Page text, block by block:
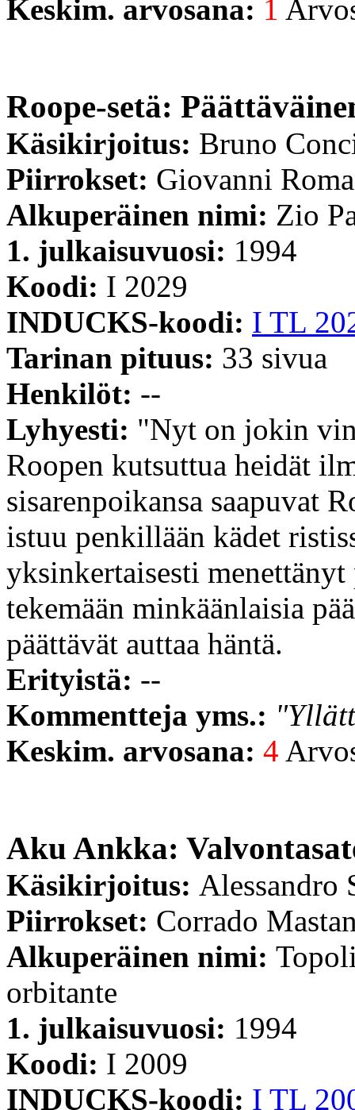
Keskim. arvosana: 1
Roope-setä:
Käsikirjoitus: Bruno
Piirrokset: Giovanni
Alkuperäinen nimi: Zio
1. julkaisuvuosi: 1994
Koodi: I 2029
INDUCKS-koodi: I TL
Tarinan pituus: 33 sivua
Henkilöt: --
Lyhyesti: "Nyt on jokin
Roopen kutsuttua heidät
sisarenpoikansa saapuvat
istuu penkillään kädet
yksinkertaisesti
tekemään minkäänlaisia
päättävät auttaa häntä.
Erityistä: --
Kommentteja yms.:
Keskim. arvosana: 4
Aku Ankka:
Käsikirjoitus: Alessandro
Piirrokset: Corrado
Alkuperäinen nimi:
orbitante
1. julkaisuvuosi: 1994
Koodi: I 2009
INDUCKS-koodi: I TL